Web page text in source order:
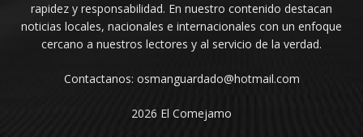
rapidez y responsabilidad. En nuestro contenido destacan
noticias locales, nacionales e internacionales con un enfoque
cercano a nuestros lectores y al servicio de la verdad.
Contactanos: osmanguardado@hotmail.com
2026 El Comejamo